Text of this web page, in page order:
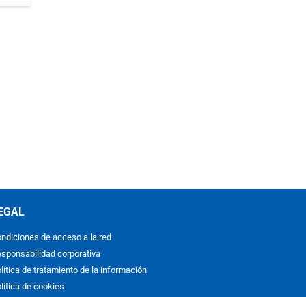
de acceso a la red
corporativa
de tratamiento de la información
de cookies